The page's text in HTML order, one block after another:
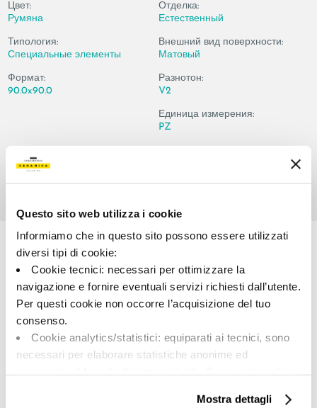
Questo sito web utilizza i cookie
Informiamo che in questo sito possono essere utilizzati
diversi tipi di cookie:
Cookie tecnici: necessari per ottimizzare la
navigazione e fornire eventuali servizi richiesti dall’utente.
Per questi cookie non occorre l’acquisizione del tuo
consenso.
Cookie analytics/statistici: equiparati ai tecnici, sono
necessari per elaborare statistiche anonime ed
Cookie di profilazione/marketing: sono utilizzati, solo
Mostra dettagli
Цвет:
Румяна
Типология:
Специальные элементы
Формат:
90.0x90.0
Отделка:
Естественный
Внешний вид поверхности:
Матовый
Разнотон:
V2
Единица измерения:
PZ
Share: